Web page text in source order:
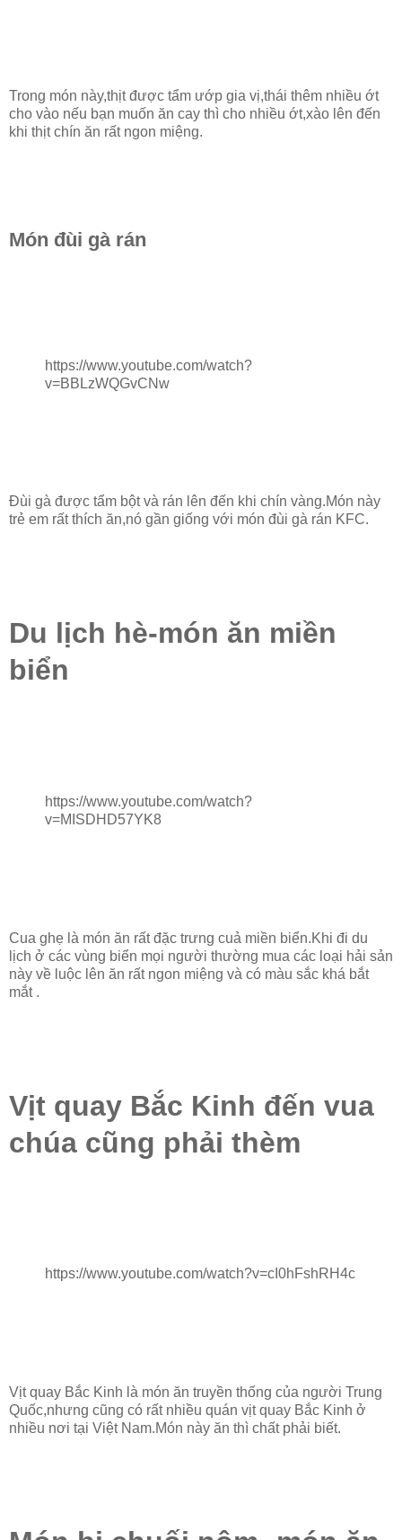
Trong món này,thịt được tẩm ướp gia vị,thái thêm nhiều ớt
cho vào nếu bạn muốn ăn cay thì cho nhiều ớt,xào lên đến
khi thịt chín ăn rất ngon miệng.
Món đùi gà rán
https://www.youtube.com/watch?
v=BBLzWQGvCNw
Đùi gà được tẩm bột và rán lên đến khi chín vàng.Món này
trẻ em rất thích ăn,nó gần giống với món đùi gà rán KFC.
Du lịch hè-món ăn miền
biển
https://www.youtube.com/watch?
v=MISDHD57YK8
Cua ghẹ là món ăn rất đặc trưng cuả miền biển.Khi đi du
lịch ở các vùng biển mọi người thường mua các loại hải sản
này về luộc lên ăn rất ngon miệng và có màu sắc khá bắt
mắt .
Vịt quay Bắc Kinh đến vua
chúa cũng phải thèm
https://www.youtube.com/watch?v=cI0hFshRH4c
Vịt quay Bắc Kinh là món ăn truyền thống của người Trung
Quốc,nhưng cũng có rất nhiều quán vịt quay Bắc Kinh ở
nhiều nơi tại Việt Nam.Món này ăn thì chất phải biết.